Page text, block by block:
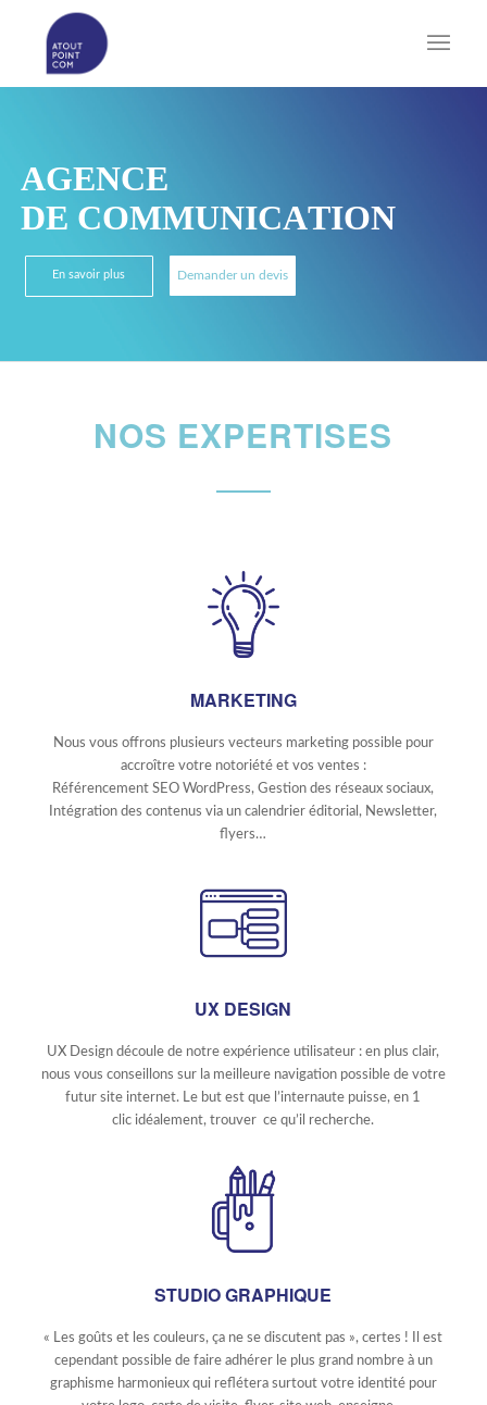
Demander un devis
En savoir plus
DE COMMUNICATION
AGENCE
NOS EXPERTISES
MARKETING
Nous vous offrons plusieurs vecteurs marketing possible pour
accroître votre notoriété et vos ventes :
Référencement SEO WordPress, Gestion des réseaux sociaux,
Intégration des contenus via un calendrier éditorial, Newsletter,
flyers…
UX DESIGN
UX Design découle de notre expérience utilisateur : en plus clair,
nous vous conseillons sur la meilleure navigation possible de votre
futur site internet. Le but est que l’internaute puisse, en 1
clic idéalement, trouver ce qu’il recherche.
STUDIO GRAPHIQUE
« Les goûts et les couleurs, ça ne se discutent pas », certes ! Il est
cependant possible de faire adhérer le plus grand nombre à un
graphisme harmonieux qui reflétera surtout votre identité pour